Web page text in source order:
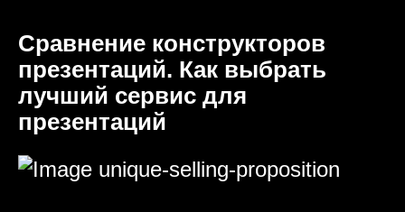
Сравнение конструкторов
презентаций. Как выбрать
лучший сервис для
презентаций